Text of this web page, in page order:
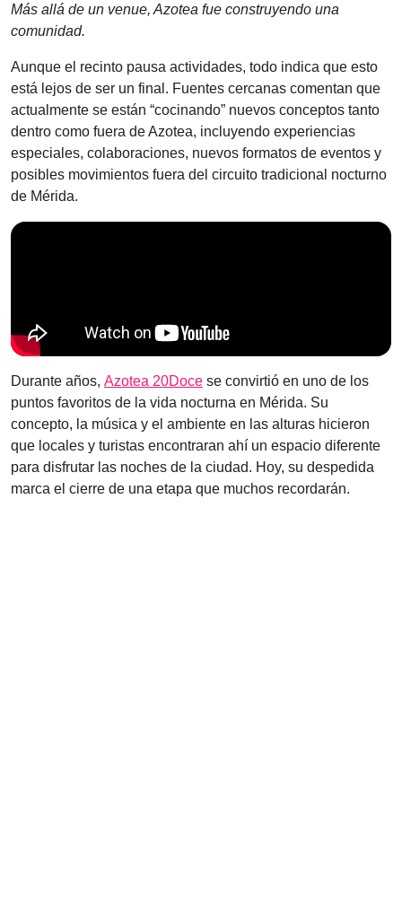
Más allá de un venue, Azotea fue construyendo una
comunidad.
Aunque el recinto pausa actividades, todo indica que esto
está lejos de ser un final. Fuentes cercanas comentan que
actualmente se están “cocinando” nuevos conceptos tanto
dentro como fuera de Azotea, incluyendo experiencias
especiales, colaboraciones, nuevos formatos de eventos y
posibles movimientos fuera del circuito tradicional nocturno
de Mérida.
Durante años, Azotea 20Doce se convirtió en uno de los
puntos favoritos de la vida nocturna en Mérida. Su
concepto, la música y el ambiente en las alturas hicieron
que locales y turistas encontraran ahí un espacio diferente
para disfrutar las noches de la ciudad. Hoy, su despedida
marca el cierre de una etapa que muchos recordarán.